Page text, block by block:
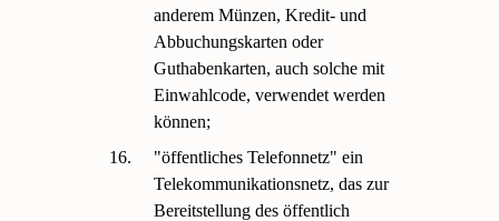
anderem Münzen, Kredit- und
Abbuchungskarten oder
Guthabenkarten, auch solche mit
Einwahlcode, verwendet werden
können;
16.
"öffentliches Telefonnetz" ein
Telekommunikationsnetz, das zur
Bereitstellung des öffentlich